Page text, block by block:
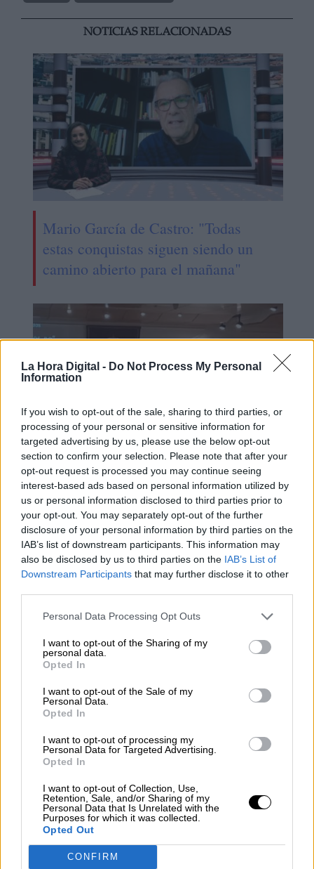
La Hora Digital - Do Not Process My Personal
Information
If you wish to opt-out of the sale, sharing to third parties, or
processing of your personal or sensitive information for
targeted advertising by us, please use the below opt-out
section to confirm your selection. Please note that after your
opt-out request is processed you may continue seeing
interest-based ads based on personal information utilized by
us or personal information disclosed to third parties prior to
your opt-out. You may separately opt-out of the further
disclosure of your personal information by third parties on the
IAB’s list of downstream participants. This information may
also be disclosed by us to third parties on the IAB’s List of
Downstream Participants that may further disclose it to other
Personal Data Processing Opt Outs
I want to opt-out of the Sharing of my
personal data.
Opted In
I want to opt-out of the Sale of my
Personal Data.
Opted In
I want to opt-out of processing my
Personal Data for Targeted Advertising.
Opted In
I want to opt-out of Collection, Use,
Retention, Sale, and/or Sharing of my
Personal Data that Is Unrelated with the
Purposes for which it was collected.
Opted Out
CONFIRM
NOTICIAS RELACIONADAS
Mario García de Castro: "Todas
estas conquistas siguen siendo un
camino abierto para el mañana"
Esperamos que Pedro Sánchez
recupere el sentido de sus palabras
Operación Chamartín, "licencia para